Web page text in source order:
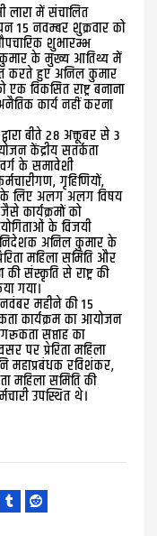
लारा में संचालित
15 नवम्बर शुक्रवार को
शुभारम्भ
कुमार के मुख्य आतिथ्य में
करते हुए अनिल कुमार
विकसित राष्ट्र बनाना
कार्य नहीं करना
बीते 28 अक्तूबर से 3
केंद्रीय सतर्कता
के समावेशी
गृहिणियों,
के लिए अलग अलग विषय
कार्यक्रमों को
के विजयी
निदेशक अनिल कुमार के
महिला समिति और
संस्कृति से राष्ट्र की
गया।
महीने की 15
कार्यक्रम का आयोजन
सप्ताह का
पर प्रेरिता महिला
महाप्रबंधक रविशंकर,
महिला समिति की
उपस्थित थे।